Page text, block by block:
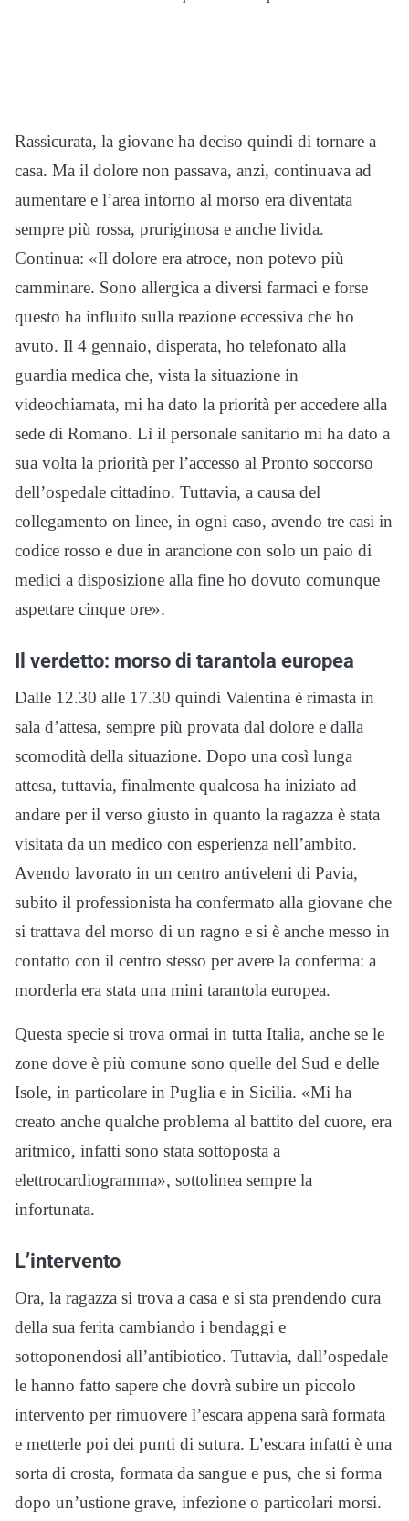
Rassicurata, la giovane ha deciso quindi di tornare a
casa. Ma il dolore non passava, anzi, continuava ad
aumentare e l’area intorno al morso era diventata
sempre più rossa, pruriginosa e anche livida.
Continua: «Il dolore era atroce, non potevo più
camminare. Sono allergica a diversi farmaci e forse
questo ha influito sulla reazione eccessiva che ho
avuto. Il 4 gennaio, disperata, ho telefonato alla
guardia medica che, vista la situazione in
videochiamata, mi ha dato la priorità per accedere alla
sede di Romano. Lì il personale sanitario mi ha dato a
sua volta la priorità per l’accesso al Pronto soccorso
dell’ospedale cittadino. Tuttavia, a causa del
collegamento on linee, in ogni caso, avendo tre casi in
codice rosso e due in arancione con solo un paio di
medici a disposizione alla fine ho dovuto comunque
aspettare cinque ore».
Il verdetto: morso di tarantola europea
Dalle 12.30 alle 17.30 quindi Valentina è rimasta in
sala d’attesa, sempre più provata dal dolore e dalla
scomodità della situazione. Dopo una così lunga
attesa, tuttavia, finalmente qualcosa ha iniziato ad
andare per il verso giusto in quanto la ragazza è stata
visitata da un medico con esperienza nell’ambito.
Avendo lavorato in un centro antiveleni di Pavia,
subito il professionista ha confermato alla giovane che
si trattava del morso di un ragno e si è anche messo in
contatto con il centro stesso per avere la conferma: a
morderla era stata una mini tarantola europea.
Questa specie si trova ormai in tutta Italia, anche se le
zone dove è più comune sono quelle del Sud e delle
Isole, in particolare in Puglia e in Sicilia. «Mi ha
creato anche qualche problema al battito del cuore, era
aritmico, infatti sono stata sottoposta a
elettrocardiogramma», sottolinea sempre la
infortunata.
L’intervento
Ora, la ragazza si trova a casa e si sta prendendo cura
della sua ferita cambiando i bendaggi e
sottoponendosi all’antibiotico. Tuttavia, dall’ospedale
le hanno fatto sapere che dovrà subire un piccolo
intervento per rimuovere l’escara appena sarà formata
e metterle poi dei punti di sutura. L’escara infatti è una
sorta di crosta, formata da sangue e pus, che si forma
dopo un’ustione grave, infezione o particolari morsi.